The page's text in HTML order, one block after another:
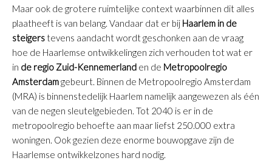
Maar ook de grotere ruimtelijke context waarbinnen dit alles
plaatheeft is van belang. Vandaar dat er bij Haarlem in de
steigers tevens aandacht wordt geschonken aan de vraag
hoe de Haarlemse ontwikkelingen zich verhouden tot wat er
in de regio Zuid-Kennemerland en de Metropoolregio
Amsterdamgebeurt. Binnen de Metropoolregio Amsterdam
(MRA) is binnenstedelijk Haarlem namelijk aangewezen als één
van de negen sleutelgebieden. Tot 2040 is er in de
metropoolregio behoefte aan maar liefst 250.000 extra
woningen. Ook gezien deze enorme bouwopgave zijn de
Haarlemse ontwikkelzones hard nodig.